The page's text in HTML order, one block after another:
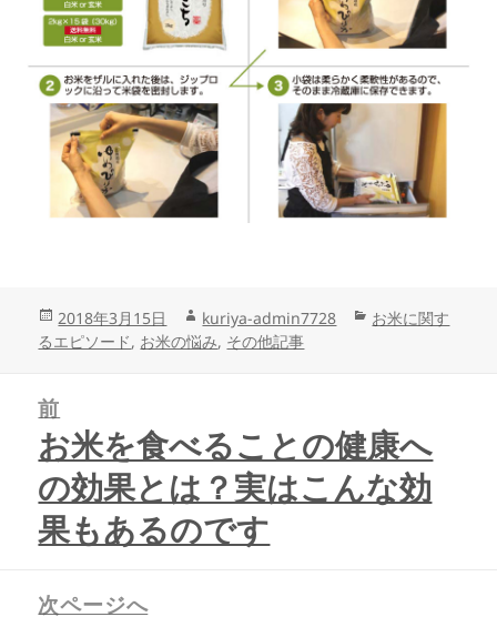
投
稿
2018年3月15日
作
成
kuriya-admin7728
カ
お米に関す
るエピソード, お米の悩み, その他記事
前
前
の
投
稿:
お米を食べることの健康へ
の効果とは？実はこんな効
果もあるのです
次ページへ